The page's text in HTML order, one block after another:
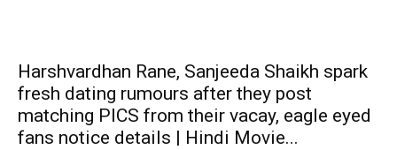
Harshvardhan Rane, Sanjeeda Shaikh spark
fresh dating rumours after they post
matching PICS from their vacay, eagle eyed
fans notice details | Hindi Movie...